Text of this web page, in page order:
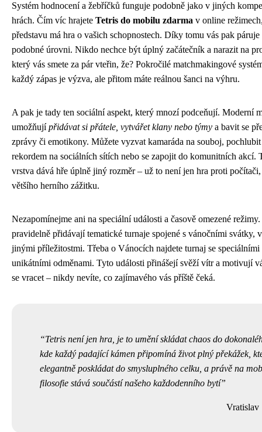
Systém hodnocení a žebříčků funguje podobně jako v jiných
hrách. Čím víc hrajete Tetris do mobilu zdarma v online
představu má hra o vašich schopnostech. Díky tomu vás pak páruje
podobné úrovni. Nikdo nechce být úplný začátečník a narazit na
který vás smete za pár vteřin, že? Pokročilé matchmakingové
každý zápas je výzva, ale přitom máte reálnou šanci na výhru.
A pak je tady ten sociální aspekt, který mnozí podceňují. Moderní
umožňují přidávat si přátele, vytvářet klany nebo týmy a bavit se
zprávy či emotikony. Můžete vyzvat kamaráda na souboj,
rekordem na sociálních sítích nebo se zapojit do komunitních akcí.
vrstva dává hře úplně jiný rozměr – už to není jen hra proti počítači,
většího herního zážitku.
Nezapomínejme ani na speciální události a časově omezené
pravidelně přidávají tematické turnaje spojené s vánočními svátky,
jinými příležitostmi. Třeba o Vánocích najdete turnaj se
unikátními odměnami. Tyto události přinášejí svěží vítr a motivují
se vracet – nikdy nevíte, co zajímavého vás příště čeká.
Tetris není jen hra, je to umění skládat chaos do
kde každý padající kámen připomíná život plný překážek,
elegantně poskládat do smysluplného celku, a právě na
filosofie stává součástí našeho každodenního bytí
Vratislav